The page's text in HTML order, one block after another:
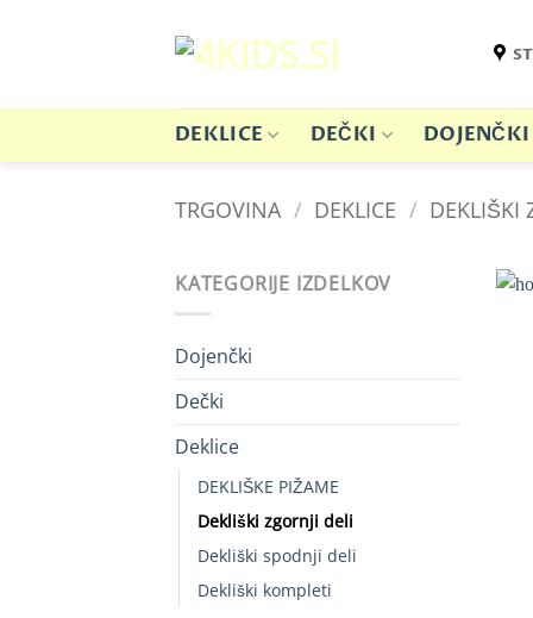
DEKLICE DEČKI DOJENČKI
TRGOVINA / DEKLICE / DEKLIŠKI
KATEGORIJE IZDELKOV
Dojenčki
Dečki
Deklice
DEKLIŠKE PIŽAME
Dekliški zgornji deli
Dekliški spodnji deli
Dekliški kompleti